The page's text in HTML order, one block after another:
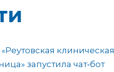
клиническая
запустила чат‑бот